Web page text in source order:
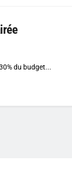
du budget...